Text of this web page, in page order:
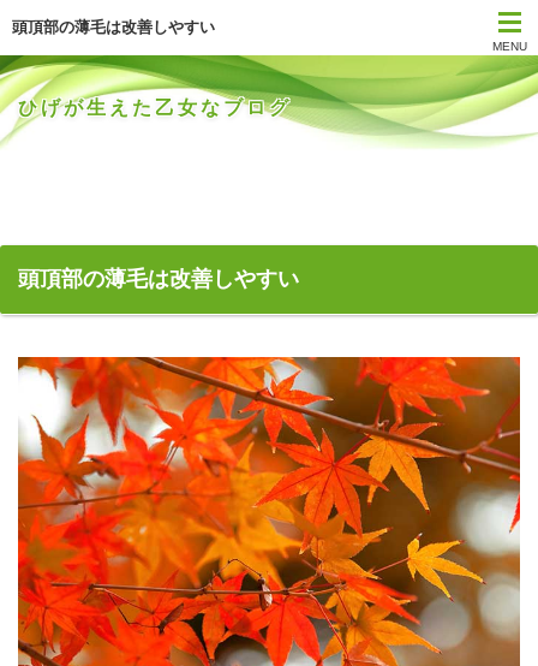
頭頂部の薄毛は改善しやすい
MENU
ひげが生えた乙女なブログ
頭頂部の薄毛は改善しやすい